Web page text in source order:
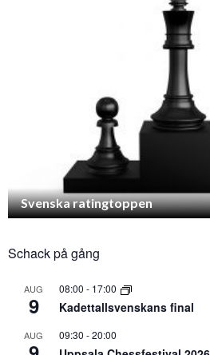
Svenska ratingtoppen
Schack på gång
AUG
9
08:00 - 17:00
Kadettallsvenskans final
AUG 09:30 -20:00